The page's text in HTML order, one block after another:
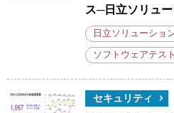
ス─日立ソリュ
日立ソリューショ
ソフトウェアテスト
セキュリティ